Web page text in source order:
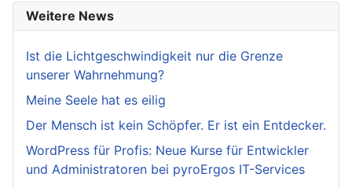
Weitere News
Ist die Lichtgeschwindigkeit nur die Grenze
unserer Wahrnehmung?
Meine Seele hat es eilig
Der Mensch ist kein Schöpfer. Er ist ein Entdecker.
WordPress für Profis: Neue Kurse für Entwickler
und Administratoren bei pyroErgos IT-Services